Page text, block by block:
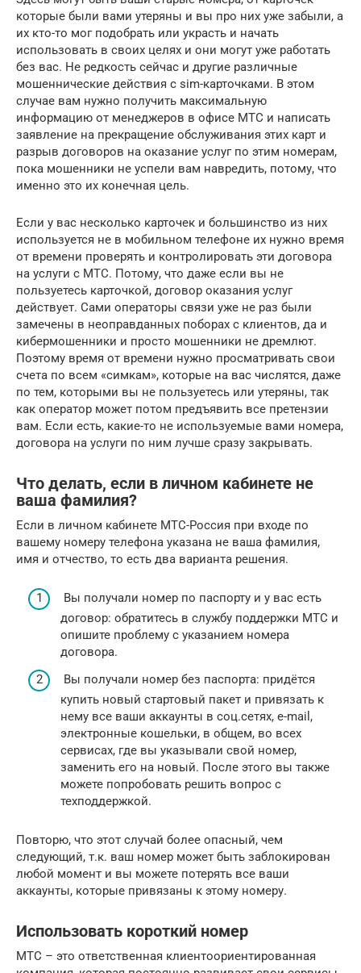
которые были вами утеряны и вы про них уже забыли, а
их кто-то мог подобрать или украсть и начать
использовать в своих целях и они могут уже работать
без вас. Не редкость сейчас и другие различные
мошеннические действия с sim-карточками. В этом
случае вам нужно получить максимальную
информацию от менеджеров в офисе МТС и написать
заявление на прекращение обслуживания этих карт и
разрыв договоров на оказание услуг по этим номерам,
пока мошенники не успели вам навредить, потому, что
именно это их конечная цель.
Если у вас несколько карточек и большинство из них
используется не в мобильном телефоне их нужно время
от времени проверять и контролировать эти договора
на услуги с МТС. Потому, что даже если вы не
пользуетесь карточкой, договор оказания услуг
действует. Сами операторы связи уже не раз были
замечены в неоправданных поборах с клиентов, да и
кибермошенники и просто мошенники не дремлют.
Поэтому время от времени нужно просматривать свои
счета по всем «симкам», которые на вас числятся, даже
по тем, которыми вы не пользуетесь или утеряны, так
как оператор может потом предъявить все претензии
вам. Если есть, какие-то не используемые вами номера,
договора на услуги по ним лучше сразу закрывать.
Что делать, если в личном кабинете не
ваша фамилия?
Если в личном кабинете МТС-Россия при входе по
вашему номеру телефона указана не ваша фамилия,
имя и отчество, то есть два варианта решения.
Вы получали номер по паспорту и у вас есть
договор: обратитесь в службу поддержки МТС и
опишите проблему с указанием номера
договора.
Вы получали номер без паспорта: придётся
купить новый стартовый пакет и привязать к
нему все ваши аккаунты в соц.сетях, e-mail,
электронные кошельки, в общем, во всех
сервисах, где вы указывали свой номер,
заменить его на новый. После этого вы также
можете попробовать решить вопрос с
техподдержкой.
Повторю, что этот случай более опасный, чем
следующий, т.к. ваш номер может быть заблокирован
любой момент и вы можете потерять все ваши
аккаунты, которые привязаны к этому номеру.
Использовать короткий номер
МТС – это ответственная клиентоориентированная